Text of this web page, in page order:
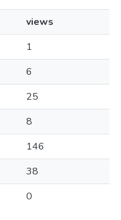
views
1
6
25
8
146
38
0